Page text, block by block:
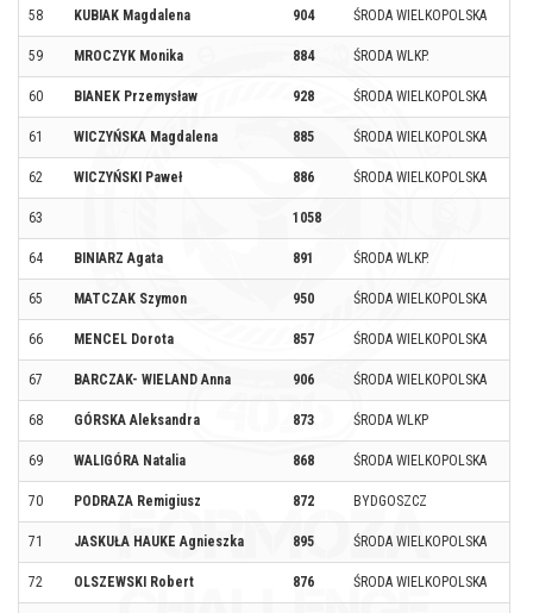
58 KUBIAK Magdalena 904 ŚRODA WIELKOPOLSKA
59 MROCZYK Monika 884 ŚRODA WLKP.
60 BIANEK Przemysław 928 ŚRODA WIELKOPOLSKA
61 WICZYŃSKA Magdalena 885 ŚRODA WIELKOPOLSKA
62 WICZYŃSKI Paweł 886 ŚRODA WIELKOPOLSKA
63 1058
64 BINIARZ Agata 891 ŚRODA WLKP.
65 MATCZAK Szymon 950 ŚRODA WIELKOPOLSKA
66 MENCEL Dorota 857 ŚRODA WIELKOPOLSKA
67 BARCZAK- WIELAND Anna 906 ŚRODA WIELKOPOLSKA
68 GÓRSKA Aleksandra 873 ŚRODA WLKP
69 WALIGÓRA Natalia 868 ŚRODA WIELKOPOLSKA
70 PODRAZA Remigiusz 872 BYDGOSZCZ
71 JASKUŁA HAUKE Agnieszka 895 ŚRODA WIELKOPOLSKA
72 OLSZEWSKI Robert 876 ŚRODA WIELKOPOLSKA